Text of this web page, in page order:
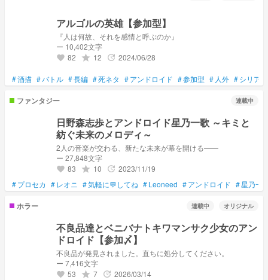
アルゴルの英雄【参加型】
『人は何故、それを感情と呼ぶのか』
ー 10,402文字
favorite 82 grade 12 update 2024/06/28
#酒描 #バトル #長編 #死ネタ #アンドロイド #参加型 # 人外 #シリアス
ファンタジー 連載中
日野森志歩とアンドロイド星乃一歌 ～キミと
紡ぐ未来のメロディ～
2人の音楽が交わる、新たな未来が幕を開ける――
ー 27,848文字
favorite 83 grade 10 update 2023/11/19
#プロセカ #レオニ #気軽に💬してね #Leoneed #アンドロイド #星乃一
ホラー 連載中 オリジナル
不良品達とベニバナトキワマンサク少女のアン
ドロイド【参加〆】
不良品が発見されました。直ちに処分してください。
ー 7,416文字
favorite 53 grade 7 update 2026/03/14